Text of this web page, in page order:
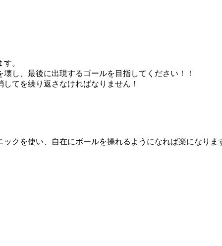
。
し、最後に出現するゴールを目指してください！！
てを繰り返さなければなりません！
クを使い、自在にボールを操れるようになれば楽になりま